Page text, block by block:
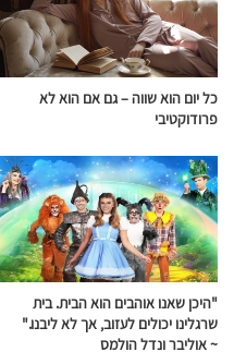
כל יום הוא שווה – גם אם הוא לא
פרודוקטיבי
"היכן שאנו אוהבים הוא הבית. בית
שרגלינו יכולים לעזוב, אך לא ליבנו."
~ אוליבר ונדל הולמס